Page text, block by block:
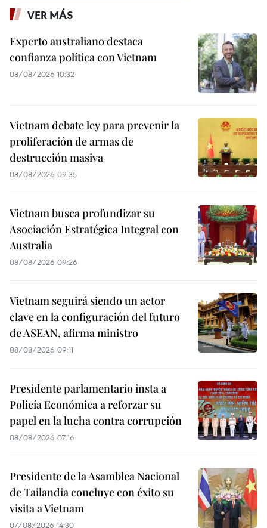
VER MÁS
Experto australiano destaca
confianza política con Vietnam
08/08/2026 10:32
Vietnam debate ley para prevenir la
proliferación de armas de
destrucción masiva
08/08/2026 09:35
Vietnam busca profundizar su
Asociación Estratégica Integral con
Australia
08/08/2026 09:26
Vietnam seguirá siendo un actor
clave en la configuración del futuro
de ASEAN, afirma ministro
08/08/2026 09:11
Presidente parlamentario insta a
Policía Económica a reforzar su
papel en la lucha contra corrupción
08/08/2026 07:16
Presidente de la Asamblea Nacional
de Tailandia concluye con éxito su
visita a Vietnam
07/08/2026 14:30